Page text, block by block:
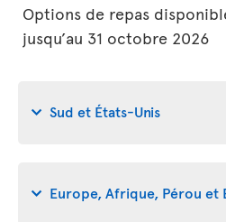
Options de repas
jusqu’au 31 octobre 2026
Sud et États-Unis
Europe, Afrique, Pérou et